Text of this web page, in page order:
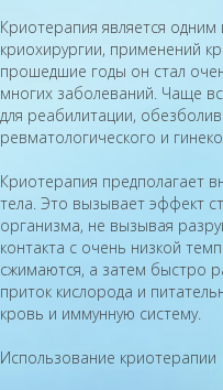
Криотерапия является
криохирургии, применений
прошедшие годы он стал
многих заболеваний. Чаще
для реабилитации,
ревматологического и
Криотерапия предполагает
тела. Это вызывает эффект
организма, не вызывая
контакта с очень низкой
сжимаются, а затем быстро
приток кислорода и
кровь и иммунную систему.
Использование криотерапии